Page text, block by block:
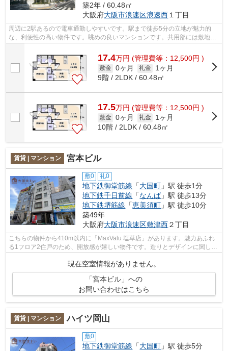
築2年 / 60.48㎡
大阪府大阪市浪速区浪速西 １丁目
周辺に2駅あるので電車通勤しやすいです。駅まで徒歩5分の立地が魅力的
な、利便性の高い物件です。眺めの良いマンションです。共用部には敷地内
ごみ置き場・エレベータ2基などが揃って...
17.4万円 (管理費等：12,500円 )
敷金 0ヶ月 礼金
1ヶ月
9階 / 2LDK / 60.48㎡
17.5万円 (管理費等：12,500円 )
敷金 0ヶ月 礼金
1ヶ月
10階 / 2LDK / 60.48㎡
賃貸 | マンション 宮本ビル
敷0 礼0
地下鉄御堂筋線 「大国町 」駅 徒歩1分
地下鉄千日前線 「なんば」駅 徒歩13分
地下鉄堺筋線 「恵美須町 」駅 徒歩10分
築49年
大阪府大阪市浪速区敷津西２丁目
こちらの物件から410m以内に「MaxValu 塩草店」があります。魅力あふれ
る1フロア2住戸のため、開放感が嬉しい物件です。造りとデザインに関し
て、自信をもって情報を提供できるマンシ...
現在空室情報がありません。
「宮本ビル」への
お問い合わせはこちら
賃貸 | マンション ハイツ岡山
敷0
地下鉄御堂筋線 「大国町 」駅 徒歩5分